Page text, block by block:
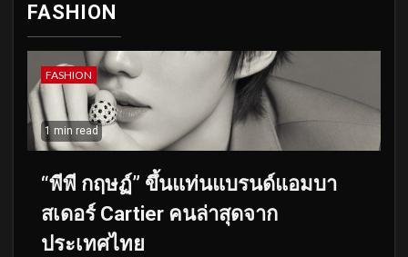
FASHION
FASHION
1 min read
“พีพี กฤษฏ์” ขึ้นแท่นแบรนด์แอมบา
สเดอร์ Cartier คนล่าสุดจาก
ประเทศไทย